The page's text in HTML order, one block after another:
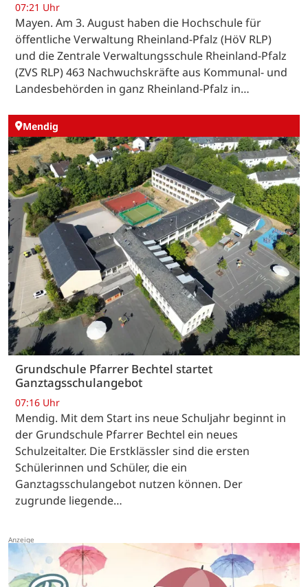
07:21 Uhr
Mayen. Am 3. August haben die Hochschule für
öffentliche Verwaltung Rheinland-Pfalz (HöV RLP)
und die Zentrale Verwaltungsschule Rheinland-Pfalz
(ZVS RLP) 463 Nachwuchskräfte aus Kommunal- und
Landesbehörden in ganz Rheinland-Pfalz in…
Mendig
Grundschule Pfarrer Bechtel startet
Ganztagsschulangebot
07:16 Uhr
Mendig. Mit dem Start ins neue Schuljahr beginnt in
der Grundschule Pfarrer Bechtel ein neues
Schulzeitalter. Die Erstklässler sind die ersten
Schülerinnen und Schüler, die ein
Ganztagsschulangebot nutzen können. Der
zugrunde liegende…